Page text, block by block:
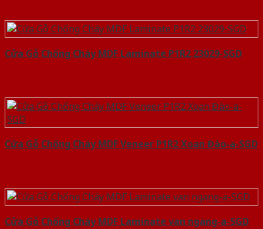
Cửa Gỗ Chống Cháy MDF Laminate P1R2 23029-SGD
Cửa Gỗ Chống Cháy MDF Veneer P1R2 Xoan Đào-a-SGD
Cửa Gỗ Chống Cháy MDF Laminate van ngang-a-SGD